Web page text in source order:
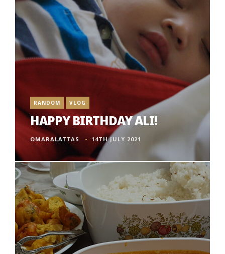
RANDOM VLOG
HAPPY BIRTHDAY ALI!
OMARALATTAS 14TH JULY 2021